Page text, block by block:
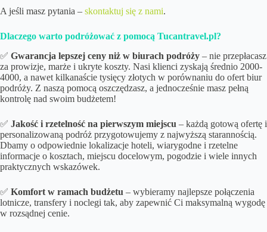
A jeśli masz pytania – skontaktuj się z nami.
Dlaczego warto podróżować z pomocą Tucantravel.pl?
✅ Gwarancja lepszej ceny niż w biurach podróży – nie przepłacasz
za prowizje, marże i ukryte koszty. Nasi klienci zyskają średnio 2000-
4000, a nawet kilkanaście tysięcy złotych w porównaniu do ofert biur
podróży. Z naszą pomocą oszczędzasz, a jednocześnie masz pełną
kontrolę nad swoim budżetem!
✅ Jakość i rzetelność na pierwszym miejscu – każdą gotową ofertę i
personalizowaną podróż przygotowujemy z najwyższą starannością.
Dbamy o odpowiednie lokalizacje hoteli, wiarygodne i rzetelne
informacje o kosztach, miejscu docelowym, pogodzie i wiele innych
praktycznych wskazówek.
✅ Komfort w ramach budżetu – wybieramy najlepsze połączenia
lotnicze, transfery i noclegi tak, aby zapewnić Ci maksymalną wygodę
w rozsądnej cenie.